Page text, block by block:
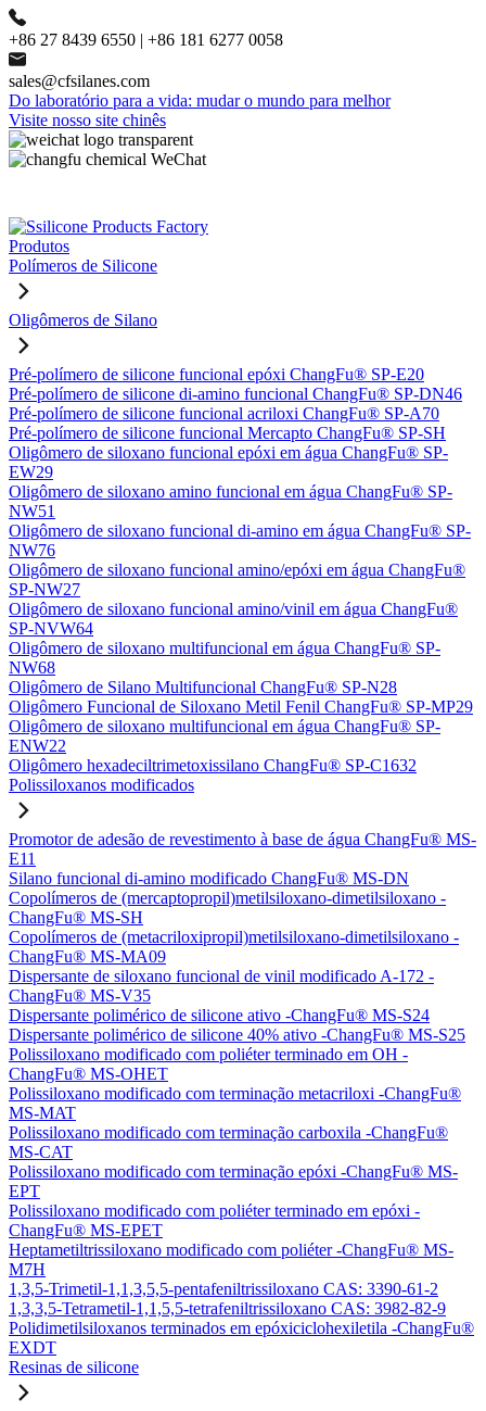
+86 27 8439 6550 | +86 181 6277 0058
sales@cfsilanes.com
Do laboratório para a vida: mudar o mundo para melhor
Visite nosso site chinês
Produtos
Polímeros de Silicone
Oligômeros de Silano
Pré-polímero de silicone funcional epóxi ChangFu® SP-E20
Pré-polímero de silicone di-amino funcional ChangFu® SP-DN46
Pré-polímero de silicone funcional acriloxi ChangFu® SP-A70
Pré-polímero de silicone funcional Mercapto ChangFu® SP-SH
Oligômero de siloxano funcional epóxi em água ChangFu® SP-
EW29
Oligômero de siloxano amino funcional em água ChangFu® SP-
NW51
Oligômero de siloxano funcional di-amino em água ChangFu® SP-
NW76
Oligômero de siloxano funcional amino/epóxi em água ChangFu®
SP-NW27
Oligômero de siloxano funcional amino/vinil em água ChangFu®
SP-NVW64
Oligômero de siloxano multifuncional em água ChangFu® SP-
NW68
Oligômero de Silano Multifuncional ChangFu® SP-N28
Oligômero Funcional de Siloxano Metil Fenil ChangFu® SP-MP29
Oligômero de siloxano multifuncional em água ChangFu® SP-
ENW22
Oligômero hexadeciltrimetoxissilano ChangFu® SP-C1632
Polissiloxanos modificados
Promotor de adesão de revestimento à base de água ChangFu® MS-
E11
Silano funcional di-amino modificado ChangFu® MS-DN
Copolímeros de (mercaptopropil)metilsiloxano-dimetilsiloxano -
ChangFu® MS-SH
Copolímeros de (metacriloxipropil)metilsiloxano-dimetilsiloxano -
ChangFu® MS-MA09
Dispersante de siloxano funcional de vinil modificado A-172 -
ChangFu® MS-V35
Dispersante polimérico de silicone ativo -ChangFu® MS-S24
Dispersante polimérico de silicone 40% ativo -ChangFu® MS-S25
Polissiloxano modificado com poliéter terminado em OH -
ChangFu® MS-OHET
Polissiloxano modificado com terminação metacriloxi -ChangFu®
MS-MAT
Polissiloxano modificado com terminação carboxila -ChangFu®
MS-CAT
Polissiloxano modificado com terminação epóxi -ChangFu® MS-
EPT
Polissiloxano modificado com poliéter terminado em epóxi -
ChangFu® MS-EPET
Heptametiltrissiloxano modificado com poliéter -ChangFu® MS-
M7H
1,3,5-Trimetil-1,1,3,5,5-pentafeniltrissiloxano CAS: 3390-61-2
1,3,3,5-Tetrametil-1,1,5,5-tetrafeniltrissiloxano CAS: 3982-82-9
Polidimetilsiloxanos terminados em epóxiciclohexiletila -ChangFu®
EXDT
Resinas de silicone